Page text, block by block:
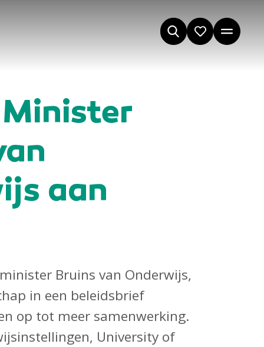
aan
Bruins van Onderwijs,
in een beleidsbrief
op tot meer samenwerking.
University of